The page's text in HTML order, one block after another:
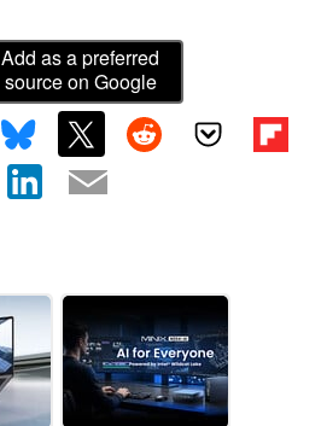
Add as a preferred
source on Google